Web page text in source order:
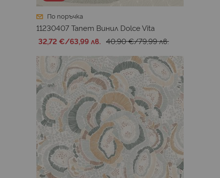
По поръчка
11230407 Тапет Винил Dolce Vita
32,72 €/63,99 лв. 40,90 €/79,99 лв.